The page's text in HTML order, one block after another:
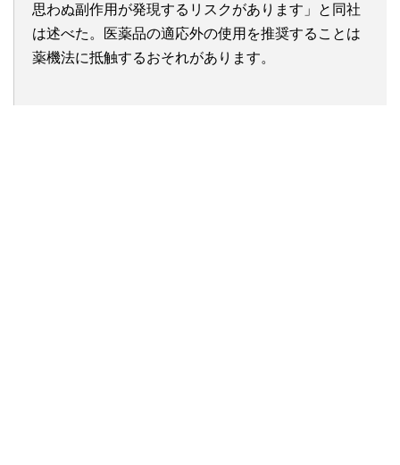
思わぬ副作用が発現するリスクがあります」と同社
は述べた。医薬品の適応外の使用を推奨することは
薬機法に抵触するおそれがあります。